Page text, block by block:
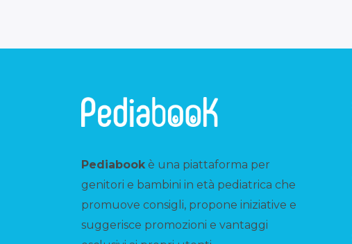
Pediabook è una piattaforma per
genitori e bambini in età pediatrica che
promuove consigli, propone iniziative e
suggerisce promozioni e vantaggi